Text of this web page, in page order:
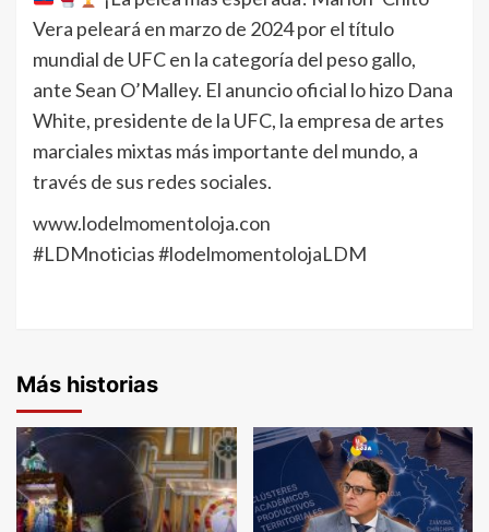
Vera peleará en marzo de 2024 por el título
mundial de UFC en la categoría del peso gallo,
ante Sean O’Malley. El anuncio oficial lo hizo Dana
White, presidente de la UFC, la empresa de artes
marciales mixtas más importante del mundo, a
través de sus redes sociales.
www.lodelmomentoloja.con
#LDMnoticias #lodelmomentolojaLDM
Más historias